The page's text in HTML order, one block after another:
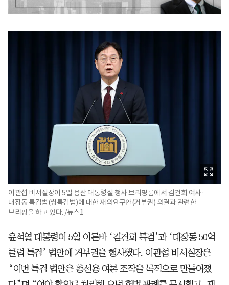
이관섭 비서실장이 5일 용산 대통령실 청사 브리핑룸에서 김건희 여사·
대장동 특검법(쌍특검법)에 대한 재의요구안(거부권) 의결과 관련한
브리핑을 하고 있다. /뉴스1
윤석열 대통령이 5일 이른바 ‘김건희 특검’과 ‘대장동 50억
클럽 특검’ 법안에 거부권을 행사했다. 이관섭 비서실장은
“이번 특검 법안은 총선용 여론 조작을 목적으로 만들어졌